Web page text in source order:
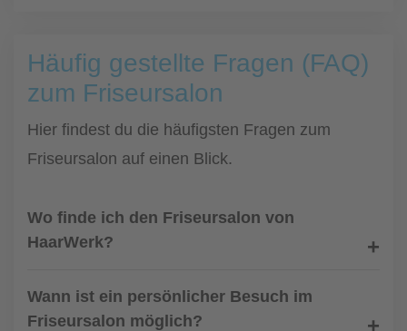
Häufig gestellte Fragen (FAQ)
zum Friseursalon
Hier findest du die häufigsten Fragen zum
Friseursalon auf einen Blick.
Wo finde ich den Friseursalon von
HaarWerk?
Wann ist ein persönlicher Besuch im
Friseursalon möglich?